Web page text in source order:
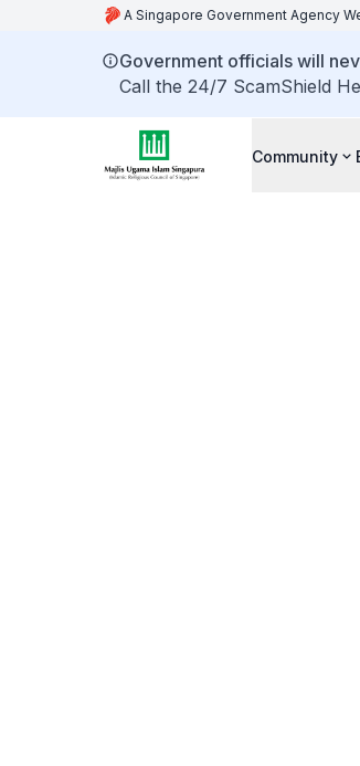
A Singapore Government Agency
Government officials will
Call the 24/7 ScamShield
Community